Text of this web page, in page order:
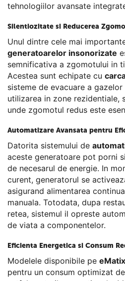
tehnologiilor avansate
Silentiozitate si Reducerea
Unul dintre cele mai
generatoarelor insonorizate
semnificativa a zgomotului in
Acestea sunt echipate cu
sisteme de evacuare a
utilizarea in zone rezidentiale,
unde zgomotul redus este
Automatizare Avansata pentru
Datorita sistemului de
aceste generatoare pot porni
de necesarul de energie. In
curent, generatorul se
asigurand alimentarea
manuala. Totodata, dupa
retea, sistemul il opreste
de viata a componentelor.
Eficienta Energetica si Consum
Modelele disponibile pe
pentru un consum optimizat